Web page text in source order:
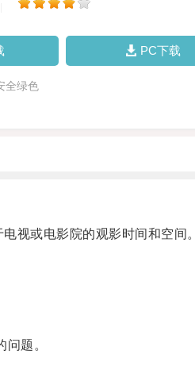
PC下载
全绿色
视或电影院的观影时间和空间。
题。